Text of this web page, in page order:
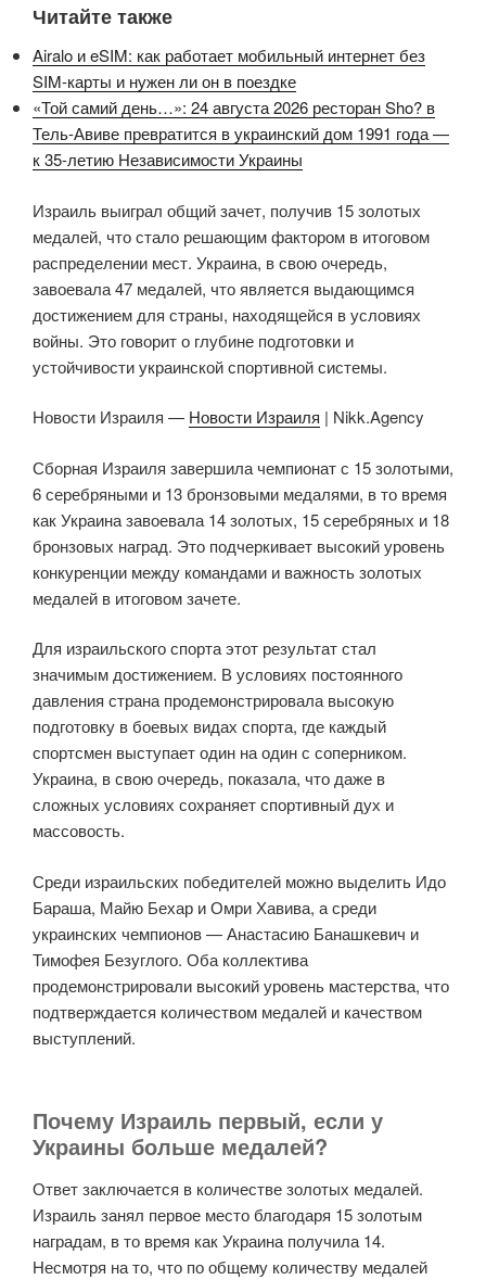
Читайте также
Airalo и eSIM: как работает мобильный интернет без
SIM-карты и нужен ли он в поездке
«Той самий день…»: 24 августа 2026 ресторан Sho? в
Тель-Авиве превратится в украинский дом 1991 года —
к 35-летию Независимости Украины
Израиль выиграл общий зачет, получив 15 золотых
медалей, что стало решающим фактором в итоговом
распределении мест. Украина, в свою очередь,
завоевала 47 медалей, что является выдающимся
достижением для страны, находящейся в условиях
войны. Это говорит о глубине подготовки и
устойчивости украинской спортивной системы.
Новости Израиля — Новости Израиля | Nikk.Agency
Сборная Израиля завершила чемпионат с 15 золотыми,
6 серебряными и 13 бронзовыми медалями, в то время
как Украина завоевала 14 золотых, 15 серебряных и 18
бронзовых наград. Это подчеркивает высокий уровень
конкуренции между командами и важность золотых
медалей в итоговом зачете.
Для израильского спорта этот результат стал
значимым достижением. В условиях постоянного
давления страна продемонстрировала высокую
подготовку в боевых видах спорта, где каждый
спортсмен выступает один на один с соперником.
Украина, в свою очередь, показала, что даже в
сложных условиях сохраняет спортивный дух и
массовость.
Среди израильских победителей можно выделить Идо
Бараша, Майю Бехар и Омри Хавива, а среди
украинских чемпионов — Анастасию Банашкевич и
Тимофея Безуглого. Оба коллектива
продемонстрировали высокий уровень мастерства, что
подтверждается количеством медалей и качеством
выступлений.
Почему Израиль первый, если у
Украины больше медалей?
Ответ заключается в количестве золотых медалей.
Израиль занял первое место благодаря 15 золотым
наградам, в то время как Украина получила 14.
Несмотря на то, что по общему количеству медалей